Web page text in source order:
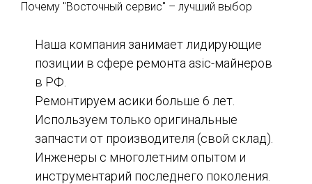
Почему "Восточный сервис" – лучший выбор
Наша компания занимает лидирующие
позиции в сфере ремонта asic-майнеров
в РФ.
Ремонтируем асики больше 6 лет.
Используем только оригинальные
запчасти от производителя (свой склад).
Инженеры с многолетним опытом и
инструментарий последнего поколения.